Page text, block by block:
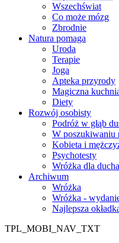
Wszechświat
Co może mózg
Zbrodnie
Natura pomaga
Uroda
Terapie
Joga
Apteka przyrody
Magiczna
Diety
Rozwój osobisty
Podróż w głąb
W poszukiwaniu
Kobieta i
Psychotesty
Wróżka dla ducha
Archiwum
Wróżka
Wróżka -
Najlepsza
TPL_MOBI_NAV_TXT